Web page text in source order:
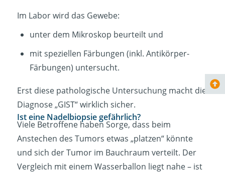
Im Labor wird das Gewebe:
unter dem Mikroskop beurteilt und
mit speziellen Färbungen (inkl. Antikörper-
Färbungen) untersucht.
Erst diese pathologische Untersuchung macht die
Diagnose „GIST“ wirklich sicher.
Ist eine Nadelbiopsie gefährlich?
Viele Betroffene haben Sorge, dass beim
Anstechen des Tumors etwas „platzen“ könnte
und sich der Tumor im Bauchraum verteilt. Der
Vergleich mit einem Wasserballon liegt nahe – ist